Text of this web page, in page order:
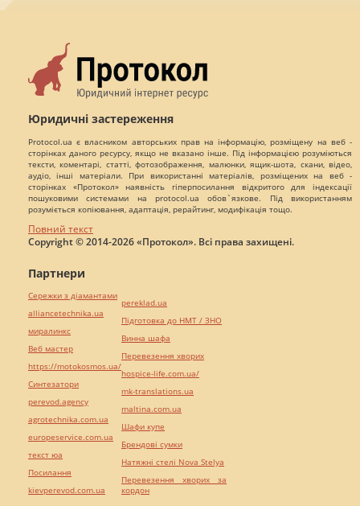
Юридичні застереження
Protocol.ua є власником авторських прав на інформацію, розміщену на веб -
сторінках даного ресурсу, якщо не вказано інше. Під інформацією розуміються
тексти, коментарі, статті, фотозображення, малюнки, ящик-шота, скани, відео,
аудіо, інші матеріали. При використанні матеріалів, розміщених на веб -
сторінках «Протокол» наявність гіперпосилання відкритого для індексації
пошуковими системами на protocol.ua обов`язкове. Під використанням
розуміється копіювання, адаптація, рерайтинг, модифікація тощо.
Повний текст
Copyright © 2014-2026 «Протокол». Всі права захищені.
Партнери
Сережки з діамантами
alliancetechnika.ua
миралинкс
Веб мастер
https://motokosmos.ua/
Синтезатори
perevod.agency
agrotechnika.com.ua
europeservice.com.ua
текст юа
Посилання
kievperevod.com.ua
pereklad.ua
Підготовка до НМТ / ЗНО
Винна шафа
Перевезення хворих
hospice-life.com.ua/
mk-translations.ua
maltina.com.ua
Шафи купе
Брендові сумки
Натяжні стелі Nova Stelya
Перевезення хворих за
кордон